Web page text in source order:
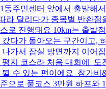
동주민센터 앞에서 출발해
라 달리다가 종목별 반환점
로 진행돼요 10km는 출발
다가 돌아오는 구간이고,
나가서 잠실 방면까지 이어
평지 코스라 처음 대회에 도
뛸 수 있는 편이에요 참가비
으로 풀코스 3만원 하프와